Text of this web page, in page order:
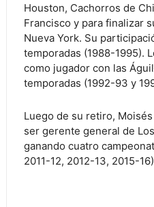
Houston, Cachorros de
Francisco y para finalizar
Nueva York. Su
temporadas (1988-1995).
como jugador con las
temporadas (1992-93 y
Luego de su retiro,
ser gerente general de
ganando cuatro
2011-12, 2012-13, 2015-